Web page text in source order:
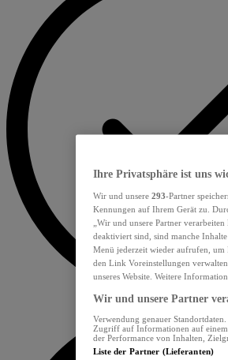
Ihre Privatsphäre ist uns
Wir und unsere 293-Partner
Kennungen auf Ihrem Gerät zu.
„Wir und unsere Partner
deaktiviert sind, sind manche
Menü jederzeit wieder aufrufen,
den Link Voreinstellungen
unseres Website. Weitere
Wir und unsere Partner
Verwendung genauer
Zugriff auf Informationen auf einem
der Performance von Inhalten,
Liste der Partner (Lieferanten)